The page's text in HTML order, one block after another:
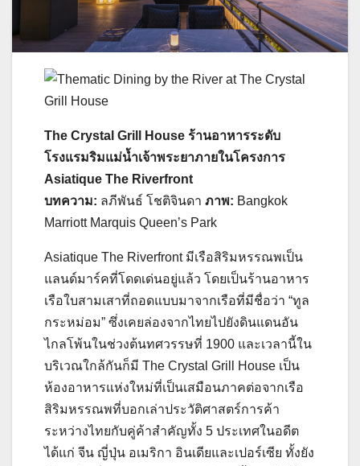
The Crystal Grill House ร้านอาหารระดับ
โรงแรมริมแม่น้ำเจ้าพระยาภายในโครงการ
Asiatique The Riverfront
บทความ: ลภีพันธ์ โชติจินดา ภาพ: Bangkok
Marriott Marquis Queen’s Park
Asiatique The Riverfront มีเรือสิริมหรรณพเป็น
แลนด์มาร์คที่โดดเด่นอยู่แล้ว โดยเป็นร้านอาหาร
เรือใบสามเสาที่ถอดแบบมาจากเรือที่มีชื่อว่า “ทูล
กระหม่อม” ซึ่งเคยล่องจากไทยไปยังดินแดนอัน
ไกลโพ้นในช่วงต้นทศวรรษที่ 1900 และเวลานี้ใน
บริเวณใกล้กันก็มี The Crystal Grill House เป็น
ห้องอาหารแห่งใหม่ที่เป็นเสมือนภาคต่อจากเรือ
สิริมหรรณพที่บอกเล่าประวัติศาสตร์การค้า
ระหว่างไทยกับคู่ค้าสำคัญทั้ง 5 ประเทศในอดีต
ได้แก่ จีน ญี่ปุ่น อเมริกา อินเดียและเปอร์เซีย ทั้งยัง